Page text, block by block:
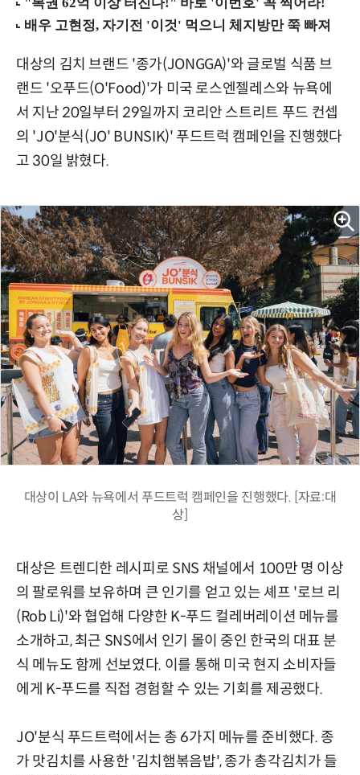
대상의 김치 브랜드 '종가(JONGGA)'와 글로벌 식품 브
랜드 '오푸드(O'Food)'가 미국 로스엔젤레스와 뉴욕에
서 지난 20일부터 29일까지 코리안 스트리트 푸드 컨셉
의 'JO'분식(JO' BUNSIK)' 푸드트럭 캠페인을 진행했다
고 30일 밝혔다.
대상이 LA와 뉴욕에서 푸드트럭 캠페인을 진행했다. [자료:대
상]
대상은 트렌디한 레시피로 SNS 채널에서 100만 명 이상
의 팔로워를 보유하며 큰 인기를 얻고 있는 셰프 '로브 리
(Rob Li)'와 협업해 다양한 K-푸드 컬레버레이션 메뉴를
소개하고, 최근 SNS에서 인기 몰이 중인 한국의 대표 분
식 메뉴도 함께 선보였다. 이를 통해 미국 현지 소비자들
에게 K-푸드를 직접 경험할 수 있는 기회를 제공했다.
JO'분식 푸드트럭에서는 총 6가지 메뉴를 준비했다. 종
가 맛김치를 사용한 '김치햄볶음밥', 종가 총각김치가 들